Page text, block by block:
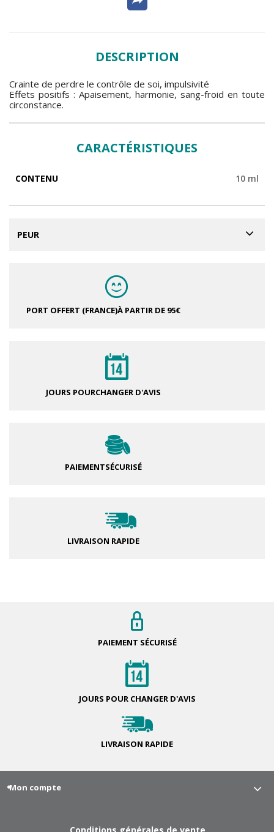
DESCRIPTION
Crainte de perdre le contrôle de soi, impulsivité
Effets positifs : Apaisement, harmonie, sang-froid en toute
circonstance.
CARACTÉRISTIQUES
CONTENU 10 ml
PEUR
PORT OFFERT (FRANCE)À PARTIR DE 95€
JOURS POURCHANGER D'AVIS
PAIEMENTSÉCURISÉ
LIVRAISON RAPIDE
PAIEMENT SÉCURISÉ
JOURS POUR CHANGER D'AVIS
LIVRAISON RAPIDE
Mon compte